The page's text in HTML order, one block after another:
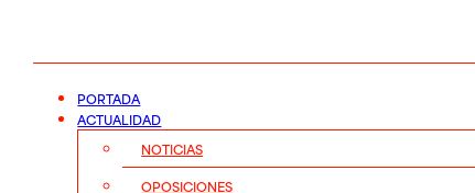
PORTADA
ACTUALIDAD
NOTICIAS
OPOSICIONES